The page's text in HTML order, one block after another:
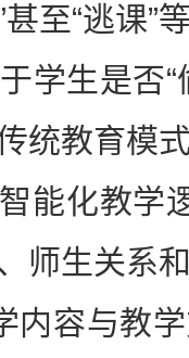
甚至“逃课
学生是否
统教育模
能化教学
师生关系
内容与教